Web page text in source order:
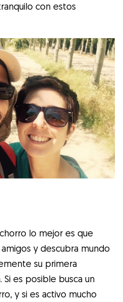
con estos
lo mejor es que
y descubra mundo
su primera
Si es posible busca un
y si es activo mucho